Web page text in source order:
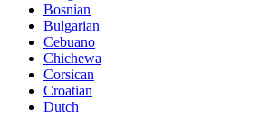
Bosnian
Bulgarian
Cebuano
Chichewa
Corsican
Croatian
Dutch